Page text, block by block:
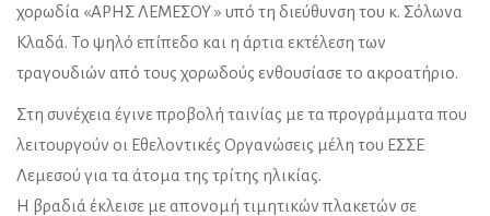
χορωδία «ΑΡΗΣ ΛΕΜΕΣΟΥ » υπό τη διεύθυνση του κ. Σόλωνα
Κλαδά. Το ψηλό επίπεδο και η άρτια εκτέλεση των
τραγουδιών από τους χορωδούς ενθουσίασε το ακροατήριο.
Στη συνέχεια έγινε προβολή ταινίας με τα προγράμματα που
λειτουργούν οι Εθελοντικές Οργανώσεις μέλη του ΕΣΣΕ
Λεμεσού για τα άτομα της τρίτης ηλικίας.
Η βραδιά έκλεισε με απονομή τιμητικών πλακετών σε